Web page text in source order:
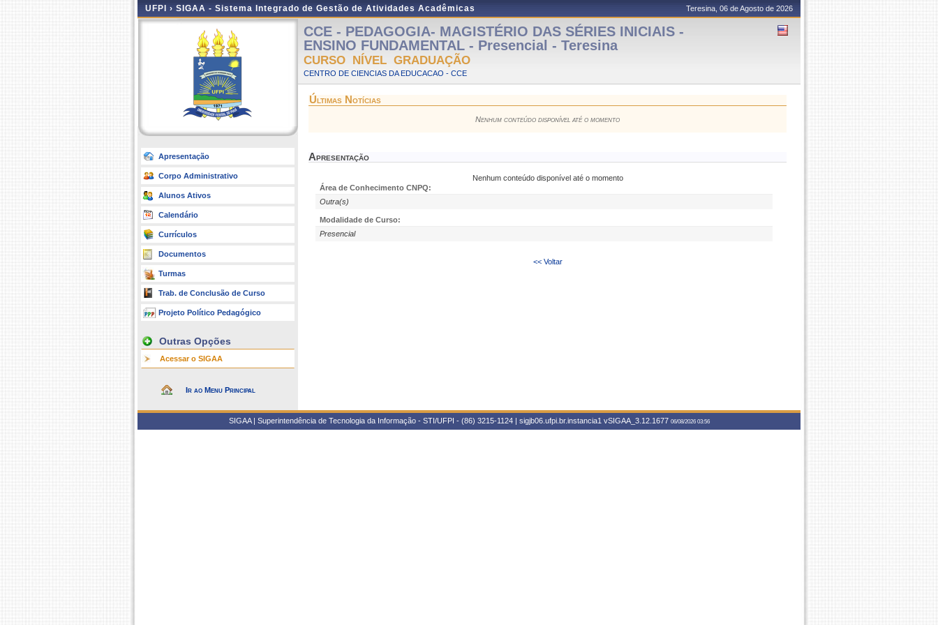
UFPI › SIGAA - Sistema Integrado de Gestão de Atividades Acadêmicas Teresina, 06 de Agosto de 2026
Apresentação
Corpo Administrativo
Alunos Ativos
Calendário
Currículos
Documentos
Turmas
Trab. de Conclusão de Curso
Projeto Político Pedagógico
Outras Opções
Acessar o SIGAA
Ir ao Menu Principal
CCE - PEDAGOGIA- MAGISTÉRIO DAS SÉRIES INICIAIS -
ENSINO FUNDAMENTAL - Presencial - Teresina
CURSO NÍVEL GRADUAÇÃO
CENTRO DE CIENCIAS DA EDUCACAO - CCE
Últimas Notícias
Nenhum conteúdo disponível até o momento
Apresentação
Nenhum conteúdo disponível até o momento
Área de Conhecimento CNPQ:
Outra(s)
Modalidade de Curso:
Presencial
<< Voltar
SIGAA | Superintendência de Tecnologia da Informação - STI/UFPI - (86) 3215-1124 | sigjb06.ufpi.br.instancia1 vSIGAA_3.12.1677 06/08/2026 03:56